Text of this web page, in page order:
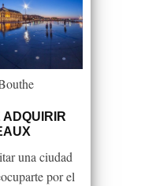
una ciudad
por el